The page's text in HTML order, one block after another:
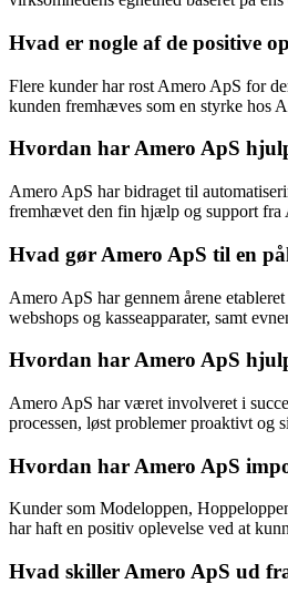
Hvad er nogle af de positive
Flere kunder har rost Amero ApS for
kunden fremhæves som en styrke hos
Hvordan har Amero ApS
Amero ApS har bidraget til
fremhævet den fin hjælp og support fra
Hvad gør Amero ApS til en
Amero ApS har gennem årene
webshops og kasseapparater, samt
Hvordan har Amero ApS
Amero ApS har været involveret i
processen, løst problemer proaktivt og
Hvordan har Amero ApS
Kunder som Modeloppen,
har haft en positiv oplevelse ved at
Hvad skiller Amero ApS ud